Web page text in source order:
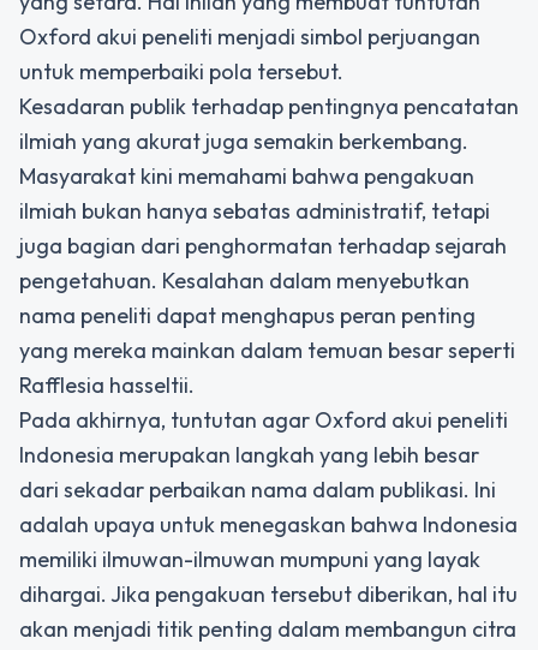
Oxford akui peneliti menjadi simbol perjuangan
untuk memperbaiki pola tersebut.
Kesadaran publik terhadap pentingnya pencatatan
ilmiah yang akurat juga semakin berkembang.
Masyarakat kini memahami bahwa pengakuan
ilmiah bukan hanya sebatas administratif, tetapi
juga bagian dari penghormatan terhadap sejarah
pengetahuan. Kesalahan dalam menyebutkan
nama peneliti dapat menghapus peran penting
yang mereka mainkan dalam temuan besar seperti
Rafflesia hasseltii.
Pada akhirnya, tuntutan agar Oxford akui peneliti
Indonesia merupakan langkah yang lebih besar
dari sekadar perbaikan nama dalam publikasi. Ini
adalah upaya untuk menegaskan bahwa Indonesia
memiliki ilmuwan-ilmuwan mumpuni yang layak
dihargai. Jika pengakuan tersebut diberikan, hal itu
akan menjadi titik penting dalam membangun citra